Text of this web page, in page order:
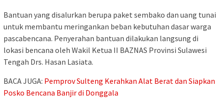
Bantuan yang disalurkan berupa paket sembako dan uang tunai
untuk membantu meringankan beban kebutuhan dasar warga
pascabencana. Penyerahan bantuan dilakukan langsung di
lokasi bencana oleh Wakil Ketua II BAZNAS Provinsi Sulawesi
Tengah Drs. Hasan Lasiata.
BACA JUGA: Pemprov Sulteng Kerahkan Alat Berat dan Siapkan
Posko Bencana Banjir di Donggala